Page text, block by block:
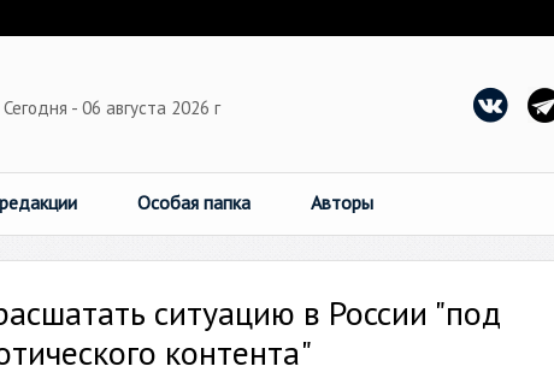
Сегодня - 06 августа 2026 г
Особая папка Авторы
ситуацию в России "под
контента"